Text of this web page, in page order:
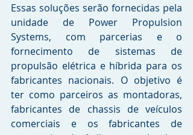
Essas soluções serão fornecidas pela
unidade de Power Propulsion
Systems, com parcerias e o
fornecimento de sistemas de
propulsão elétrica e híbrida para os
fabricantes nacionais. O objetivo é
ter como parceiros as montadoras,
fabricantes de chassis de veículos
comerciais e os fabricantes de